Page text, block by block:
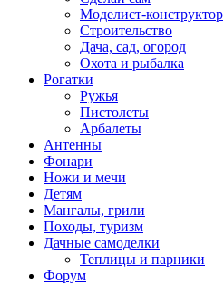
Моделист-конструктор
Строительство
Дача, сад, огород
Охота и рыбалка
Рогатки
Ружья
Пистолеты
Арбалеты
Антенны
Фонари
Ножи и мечи
Детям
Мангалы, грили
Походы, туризм
Дачные самоделки
Теплицы и парники
Форум